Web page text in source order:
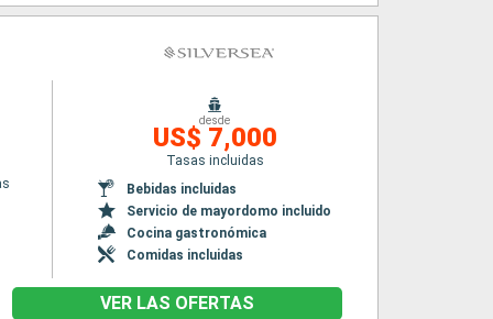
desde
US$ 7,000
Tasas incluidas
Bebidas incluidas
Servicio de mayordomo incluido
Cocina gastronómica
Comidas incluidas
VER LAS OFERTAS